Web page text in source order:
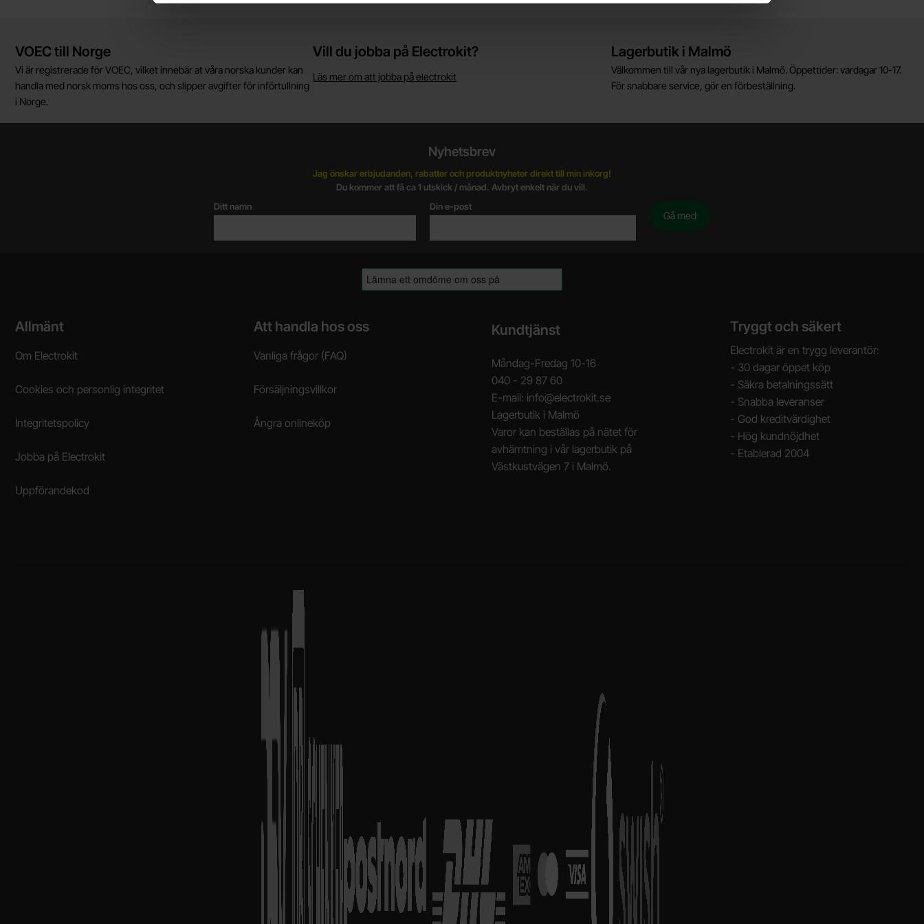
Kort allmän information
VOEC till Norge
Vi är registrerade för VOEC, vilket innebär at våra norska kunder kan
handla med norsk moms hos oss, och slipper avgifter för införtullning
i Norge.
Vill du jobba på Electrokit?
Läs mer om att jobba på electrokit
Lagerbutik i Malmö
Välkommen till vår nya lagerbutik i Malmö. Öppettider: vardagar 10-17.
För snabbare service, gör en förbeställning.
Nyhetsbrev
Jag önskar erbjudanden, rabatter och produktnyheter direkt till min inkorg!
Du kommer att få ca 1 utskick / månad. Avbryt enkelt när du vill.
Ditt namn
Din e-post
Sidfot Blandad info och länkar
Allmänt
Om Electrokit
Cookies och personlig integritet
Integritetspolicy
Jobba på Electrokit
Uppförandekod
Att handla hos oss
Vanliga frågor (FAQ)
Försäljningsvillkor
Ångra onlineköp
Kundtjänst
Måndag-Fredag 10-16
040 - 29 87 60
E-mail: info@electrokit.se
Lagerbutik i Malmö
Varor kan beställas på nätet för
avhämtning i vår lagerbutik på
Västkustvägen 7 i Malmö.
Tryggt och säkert
Electrokit är en trygg leverantör:
- 30 dagar öppet köp
- Säkra betalningssätt
- Snabba leveranser
- God kreditvärdighet
- Hög kundnöjdhet
- Etablerad 2004